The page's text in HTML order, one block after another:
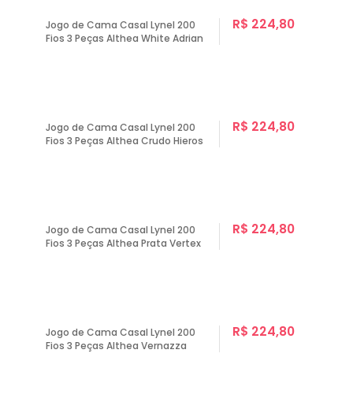
Jogo de Cama Casal Lynel 200
Fios 3 Peças Althea White Adrian
R$ 224,80
Jogo de Cama Casal Lynel 200
Fios 3 Peças Althea Crudo Hieros
R$ 224,80
Jogo de Cama Casal Lynel 200
Fios 3 Peças Althea Prata Vertex
R$ 224,80
Jogo de Cama Casal Lynel 200
Fios 3 Peças Althea Vernazza
R$ 224,80